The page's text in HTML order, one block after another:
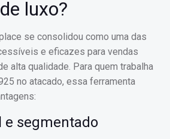
luxo?
se consolidou como uma das
e eficazes para vendas
alta qualidade. Para quem trabalha
no atacado, essa ferramenta
e segmentado